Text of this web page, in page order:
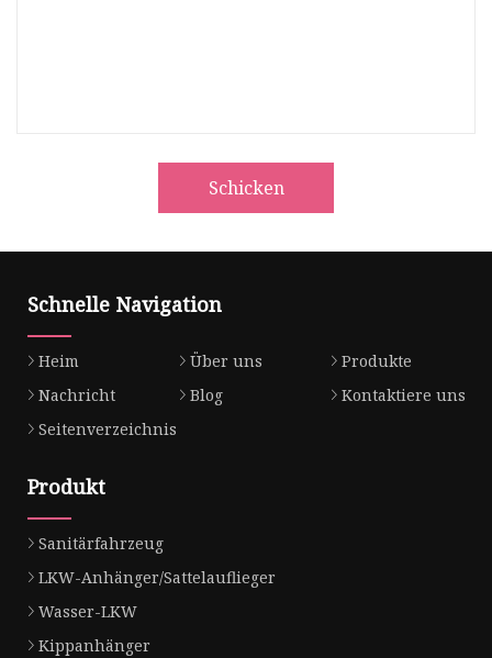
Schicken
Schnelle Navigation
Heim Über uns
Produkte
Nachricht
Blog
Kontaktiere uns
Seitenverzeichnis
Produkt
Sanitärfahrzeug
LKW-Anhänger/Sattelauflieger
Wasser-LKW
Kippanhänger